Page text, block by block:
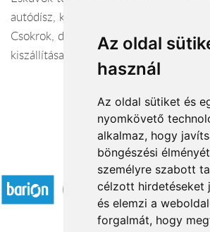
Az oldal
használ
Az oldal sütiket és
nyomkövető
alkalmaz, hogy
böngészési
személyre szabott
célzott hirdetéseket
és elemzi a
forgalmát, hogy
autódísz, koszorúslány és dobó csokor,
Csokrok, díszek, virágkosarak
kiszállítása
Elfogadott fizetési